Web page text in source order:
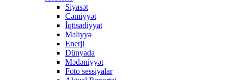
Siyasət
Cəmiyyət
İqtisadiyyat
Maliyyə
Enerji
Dünyada
Mədəniyyət
Foto sessiyalar